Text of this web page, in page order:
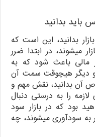
باید بدانید
بدانید، این است که
بازار میشوند، در ابتدا ضرر
باعث شود که به
دیگر هیچوقت سمت آن
آن بدانید، نقش مهم و
را به درستی دنبال
درصدی خواهید بود که در بازار سود
به سودآوری میشوند، چه